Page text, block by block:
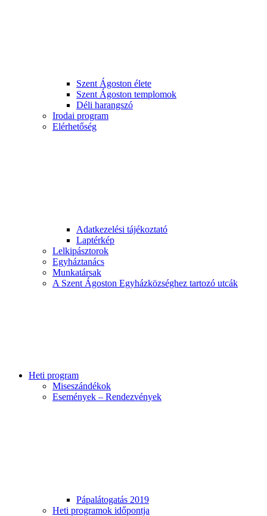
Szent Ágoston élete
Szent Ágoston templomok
Déli harangszó
Irodai program
Elérhetőség
Adatkezelési tájékoztató
Laptérkép
Lelkipásztorok
Egyháztanács
Munkatársak
A Szent Ágoston Egyházközséghez tartozó utcák
Heti program
Miseszándékok
Események – Rendezvények
Pápalátogatás 2019
Heti programok időpontja